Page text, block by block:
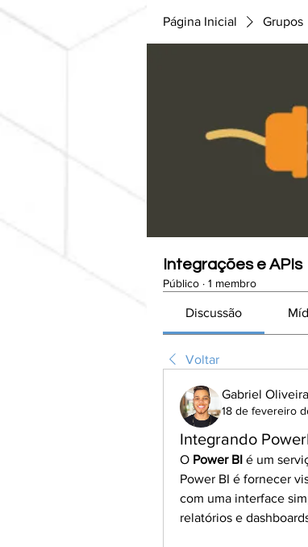
Página Inicial Grupos
Integrações e APIs
Público · 1 membro
Discussão
Voltar
Gabriel Oliveira
18 de fevereiro
Integrando
O Power BI é um
Power BI é fornecer
com uma interface
relatórios e